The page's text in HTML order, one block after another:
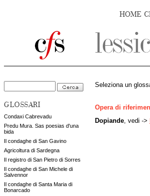
HOME
GLOSSARI
Condaxi Cabrevadu
Predu Mura. Sas poesias d'una
bida
Il condaghe di San Gavino
Agricoltura di Sardegna
Il registro di San Pietro di Sorres
Il condaghe di San Michele di
Salvennor
Il condaghe di Santa Maria di
Bonarcado
Seleziona un
Opera di
Dopiande , vedi ->